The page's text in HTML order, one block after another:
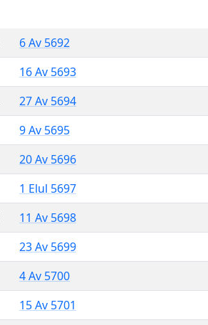
6 Av 5692
16 Av 5693
27 Av 5694
9 Av 5695
20 Av 5696
1 Elul 5697
11 Av 5698
23 Av 5699
4 Av 5700
15 Av 5701